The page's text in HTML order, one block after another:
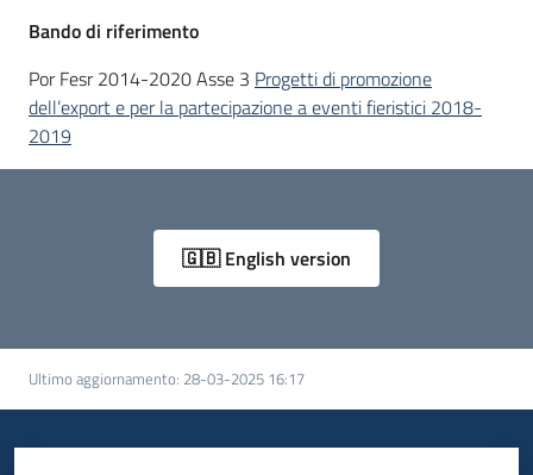
Bando di riferimento
Por Fesr 2014-2020 Asse 3 Progetti di promozione
dell’export e per la partecipazione a eventi fieristici 2018-
2019
🇬🇧 English version
Ultimo aggiornamento: 28-03-2025 16:17